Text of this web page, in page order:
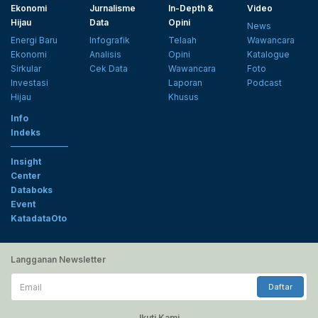
Ekonomi
Hijau
Energi Baru
Ekonomi
Sirkular
Investasi
Hijau
Jurnalisme
Data
Infografik
Analisis
Cek Data
In-Depth &
Opini
Telaah
Opini
Wawancara
Laporan
Khusus
Video
News
Wawancara
Katalogue
Foto
Podcast
Info
Indeks
Insight
Center
Databoks
Event
KatadataOto
Langganan Newsletter
Email
Daftar